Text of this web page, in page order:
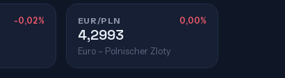
-0,02% EUR/PLN 0,00%
4,2993
Euro – Polnischer Zloty